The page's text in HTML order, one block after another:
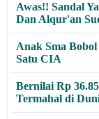
Awas!! Sandal
Dan Alqur'an
Anak Sma
Satu CIA
Bernilai Rp
Termahal di